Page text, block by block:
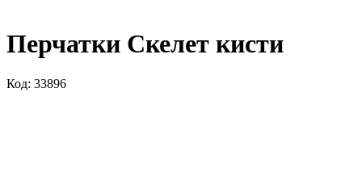
Перчатки Скелет кисти
Код: 33896